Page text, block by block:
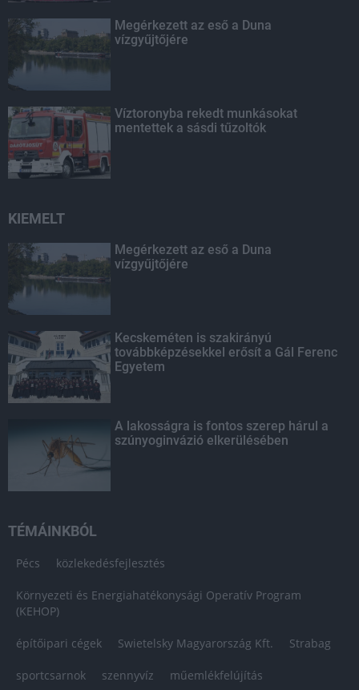
Megérkezett az eső a Duna
vízgyűjtőjére
Víztoronyba rekedt munkásokat
mentettek a sásdi tűzoltók
KIEMELT
Megérkezett az eső a Duna
vízgyűjtőjére
Kecskeméten is szakirányú
továbbképzésekkel erősít a Gál Ferenc
Egyetem
A lakosságra is fontos szerep hárul a
szúnyoginvázió elkerülésében
TÉMÁINKBÓL
Pécs közlekedésfejlesztés
Környezeti és Energiahatékonysági Operatív Program
(KEHOP)
építőipari cégek Swietelsky Magyarország Kft. Strabag
sportcsarnok szennyvíz műemlékfelújítás